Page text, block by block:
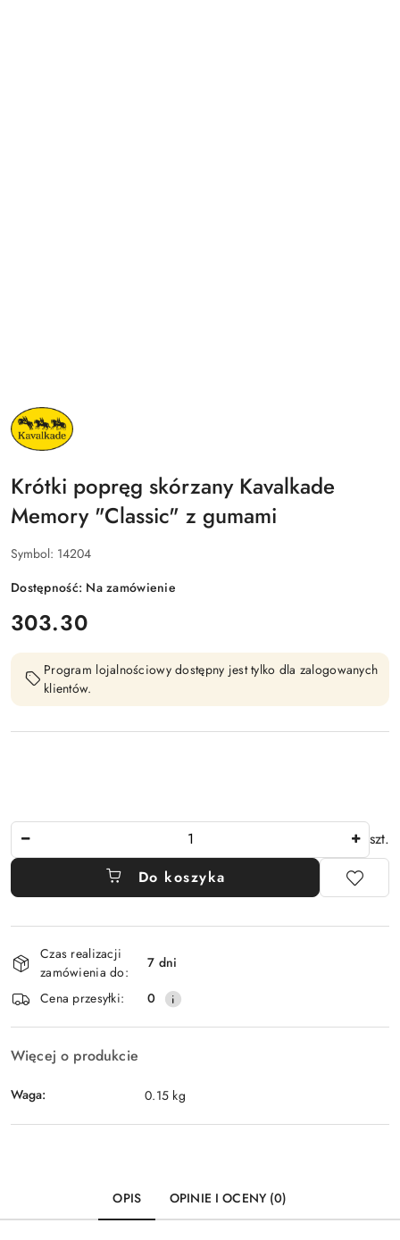
NAZWA
PRODUCENTA:
KAVALKADE
Krótki popręg skórzany Kavalkade
Memory "Classic" z gumami
Symbol: 14204
Dostępność: Na zamówienie
cena:
303.30
Program lojalnościowy dostępny jest tylko dla zalogowanych
klientów.
szt.
Do koszyka
Dostępność
i
dostawa
Czas realizacji
zamówienia do:
7 dni
Cena przesyłki:
0
Więcej o produkcie
Waga: 0.15 kg
OPIS OPINIE I OCENY (0)